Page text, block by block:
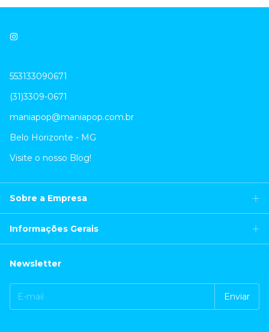
553133090671
(31)3309-0671
maniapop@maniapop.com.br
Belo Horizonte - MG
Visite o nosso Blog!
Sobre a Empresa
Informações Gerais
Newsletter